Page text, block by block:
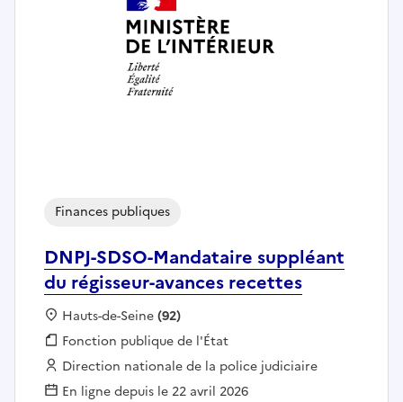
DNPJ-SDSO-Mandataire suppléant
du régisseur-avances recettes
Finances publiques
Localisation :
Hauts-de-Seine(92)
Fonction publique :
Fonction publique de l'État
Employeur :
Direction nationale de la police judiciaire
En ligne depuis le 22 avril 2026